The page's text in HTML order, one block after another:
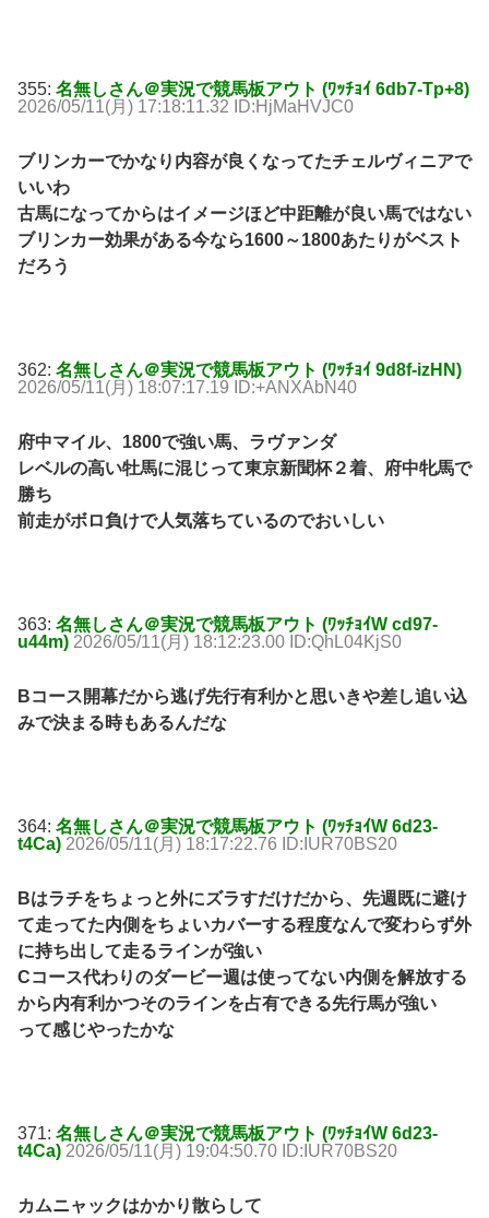
355: 名無しさん＠実況で競馬板アウト (ﾜｯﾁｮｲ 6db7-Tp+8)
2026/05/11(月) 17:18:11.32 ID:HjMaHVJC0
ブリンカーでかなり内容が良くなってたチェルヴィニアで
いいわ
古馬になってからはイメージほど中距離が良い馬ではない
ブリンカー効果がある今なら1600～1800あたりがベスト
だろう
362: 名無しさん＠実況で競馬板アウト (ﾜｯﾁｮｲ 9d8f-izHN)
2026/05/11(月) 18:07:17.19 ID:+ANXAbN40
府中マイル、1800で強い馬、ラヴァンダ
レベルの高い牡馬に混じって東京新聞杯２着、府中牝馬で
勝ち
前走がボロ負けで人気落ちているのでおいしい
363: 名無しさん＠実況で競馬板アウト (ﾜｯﾁｮｲW cd97-
u44m) 2026/05/11(月) 18:12:23.00 ID:QhL04KjS0
Bコース開幕だから逃げ先行有利かと思いきや差し追い込
みで決まる時もあるんだな
364: 名無しさん＠実況で競馬板アウト (ﾜｯﾁｮｲW 6d23-
t4Ca) 2026/05/11(月) 18:17:22.76 ID:IUR70BS20
Bはラチをちょっと外にズラすだけだから、先週既に避け
て走ってた内側をちょいカバーする程度なんで変わらず外
に持ち出して走るラインが強い
Cコース代わりのダービー週は使ってない内側を解放する
から内有利かつそのラインを占有できる先行馬が強い
って感じやったかな
371: 名無しさん＠実況で競馬板アウト (ﾜｯﾁｮｲW 6d23-
t4Ca) 2026/05/11(月) 19:04:50.70 ID:IUR70BS20
カムニャックはかかり散らして